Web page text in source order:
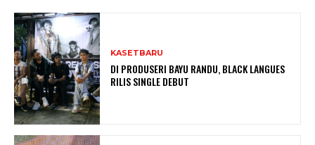
KASETBARU
DI PRODUSERI BAYU RANDU, BLACK LANGUES
RILIS SINGLE DEBUT